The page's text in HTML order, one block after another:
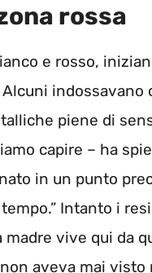
rossa
e rosso,
indossavano
piene di
capire – ha
in un punto
Intanto i
vive qui da
aveva mai visto